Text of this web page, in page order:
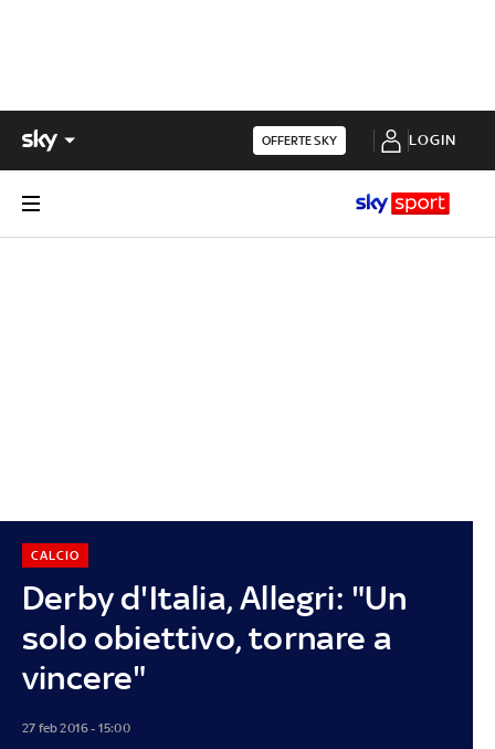
OFFERTE SKY LOGIN
Derby d'Italia, Allegri: "Un
solo obiettivo, tornare a
vincere"
CALCIO
27 feb 2016 - 15:00